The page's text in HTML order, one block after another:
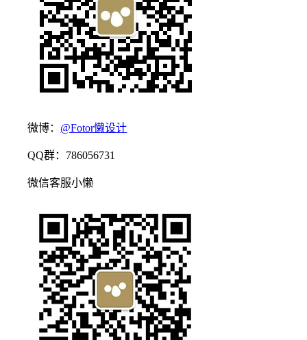
微博： @Fotor懒设计
QQ群：786056731
微信客服小懒